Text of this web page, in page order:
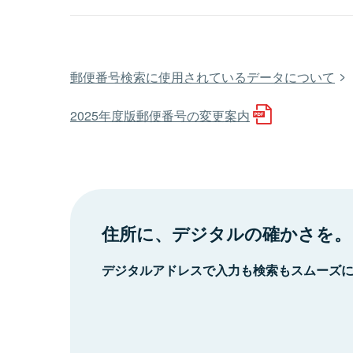
郵便番号検索に使用されているデータについて
2025年度版郵便番号の変更案内
住所に、デジタルの確かさを。
デジタルアドレスで入力も検索もスムーズ